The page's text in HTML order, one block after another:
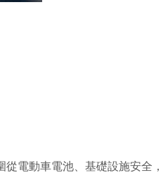
電動車電池、基礎設施安全